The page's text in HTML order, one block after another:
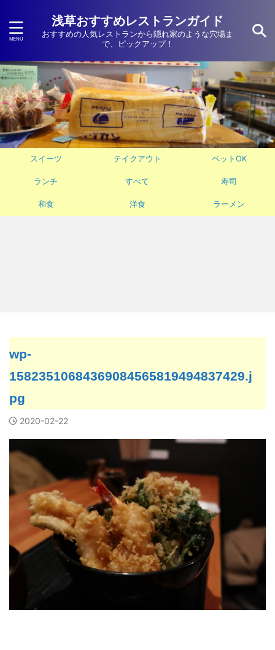
浅草おすすめレストランガイド
おすすめの人気レストランから隠れ家のような穴場ま
で、ピックアップ！
スイーツ テイクアウト ペットOK
ランチ すべて 寿司
和食 洋食 ラーメン
wp-
15823510684369084565819494837429.j
pg
2020-02-22